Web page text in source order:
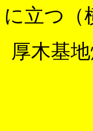
に立つ（
厚木基